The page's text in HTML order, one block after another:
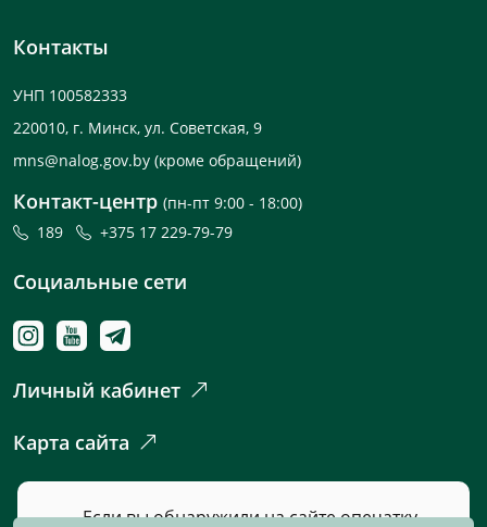
Контакты
УНП 100582333
220010, г. Минск, ул. Советская, 9
mns@nalog.gov.by (кроме обращений)
Контакт-центр (пн-пт 9:00 - 18:00)
189
+375 17 229-79-79
Социальные сети
Личный кабинет
Карта сайта
Если вы обнаружили на сайте опечатку